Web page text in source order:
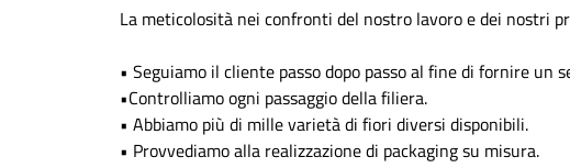
La meticolosità nei confronti del nostro lavoro e dei nostri
• Seguiamo il cliente passo dopo passo al fine di fornire un
•Controlliamo ogni passaggio della filiera.
• Abbiamo più di mille varietà di fiori diversi disponibili.
• Provvediamo alla realizzazione di packaging su misura.